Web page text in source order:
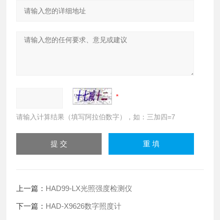
请输入计算结果（填写阿拉伯数字），如：三加四=7
上一篇： HAD99-LX光照强度检测仪
下一篇： HAD-X9626数字照度计